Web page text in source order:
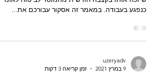
מתי זכאי עובד שאירוע לבבי יוכר כתאונת עבודה
כנפגע בעבודה. במאמר זה אסקור עבורכם את...